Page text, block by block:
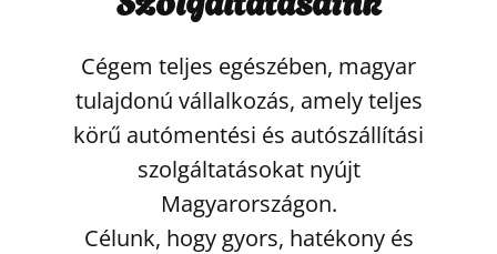
Cégem teljes egészében, magyar
tulajdonú vállalkozás, amely teljes
körű autómentési és autószállítási
szolgáltatásokat nyújt
Magyarországon.
Célunk, hogy gyors, hatékony és